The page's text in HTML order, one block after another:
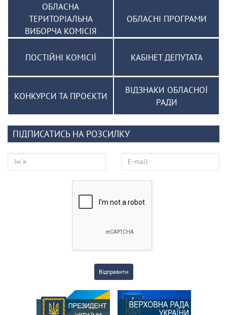
ОБЛАСНА
ТЕРИТОРІАЛЬНА
ВИБОРЧА КОМІСІЯ
ОБЛАСНІ ПРОГРАМИ
ПОСТІЙНІ КОМІСІЇ КАБІНЕТ ДЕПУТАТА
КОНКУРСИ ТА ПРОЄКТИ
ВІДЗНАКИ ОБЛАСНОЇ
РАДИ
ПІДПИСАТИСЬ НА РОЗСИЛКУ
Відправити